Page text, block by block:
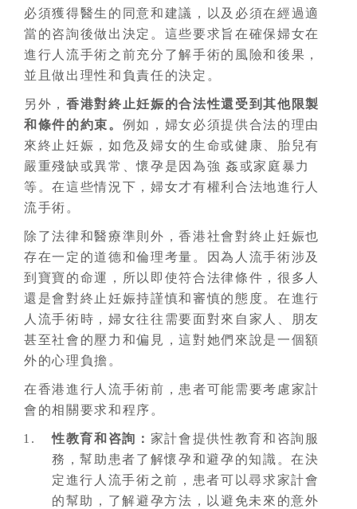
必須獲得醫生的同意和建議，以及必須在經過適
當的咨詢後做出決定。這些要求旨在確保婦女在
進行人流手術之前充分了解手術的風險和後果，
並且做出理性和負責任的決定。
另外，香港對終止妊娠的合法性還受到其他限製
和條件的約束。 例如，婦女必須提供合法的理由
來終止妊娠，如危及婦女的生命或健康、胎兒有
嚴重殘缺或異常、懷孕是因為強 姦或家庭暴力
等。在這些情況下，婦女才有權利合法地進行人
流手術。
除了法律和醫療準則外，香港社會對終止妊娠也
存在一定的道德和倫理考量。因為人流手術涉及
到寶寶的命運，所以即使符合法律條件，很多人
還是會對終止妊娠持謹慎和審慎的態度。在進行
人流手術時，婦女往往需要面對來自家人、朋友
甚至社會的壓力和偏見，這對她們來說是一個額
外的心理負擔。
在香港進行人流手術前，患者可能需要考慮家計
會的相關要求和程序。
性教育和咨詢： 家計會提供性教育和咨詢服
務，幫助患者了解懷孕和避孕的知識。在決
定進行人流手術之前，患者可以尋求家計會
的幫助，了解避孕方法，以避免未來的意外